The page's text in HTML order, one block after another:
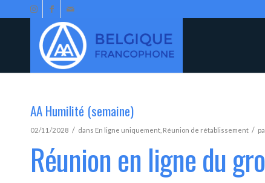
AA Humilité (semaine)
02/11/2028 / dans En ligne uniquement Réunion de rétablissement /
Réunion en ligne du